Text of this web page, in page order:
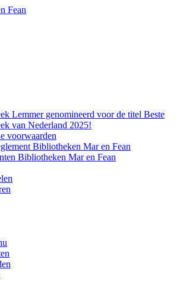
Lemmer genomineerd voor de titel Beste
van Nederland 2025!
voorwaarden
Bibliotheken Mar en Fean
Bibliotheken Mar en Fean